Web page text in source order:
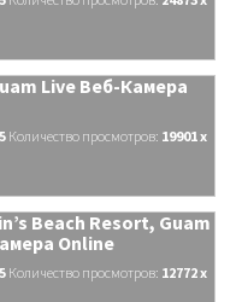
Live Веб-Камера
5 количество просмотров: 19901 x
Beach Resort, Guam
Online
5 количество просмотров: 12772 x